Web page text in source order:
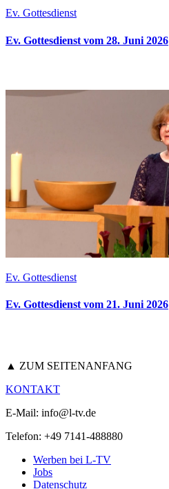
Ev. Gottesdienst
Ev. Gottesdienst vom 28. Juni 2026
Ev. Gottesdienst
Ev. Gottesdienst vom 21. Juni 2026
▲ ZUM SEITENANFANG
KONTAKT
E-Mail: info@l-tv.de
Telefon: +49 7141-488880
Werben bei L-TV
Jobs
Datenschutz